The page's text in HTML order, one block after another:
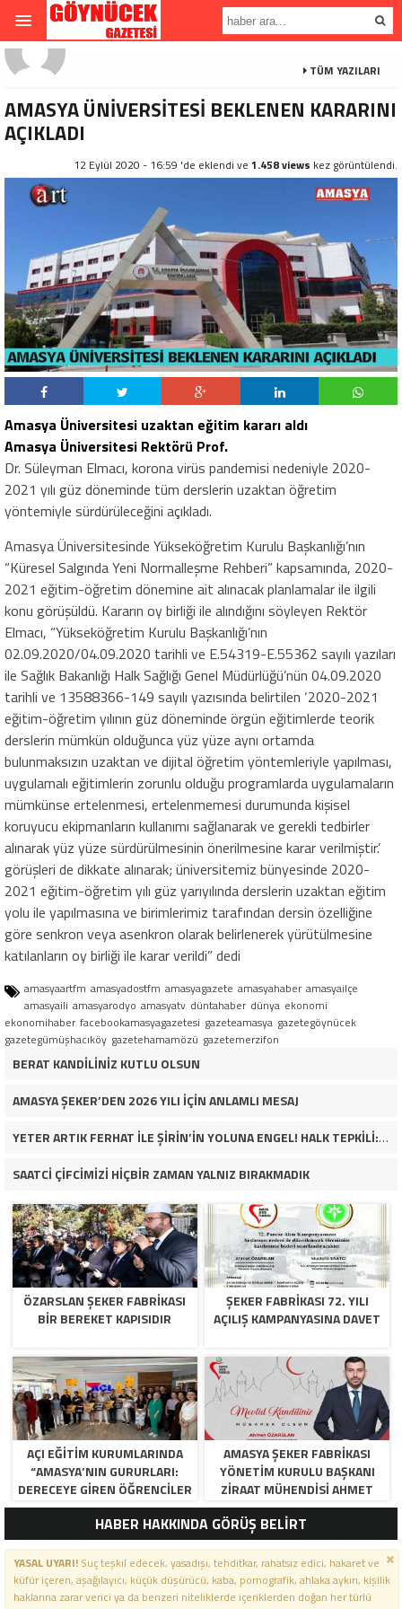
TÜM YAZILARI
AMASYA ÜNİVERSİTESİ BEKLENEN KARARINI
AÇIKLADI
12 Eylül 2020 - 16:59 'de eklendi ve 1.458 views kez görüntülendi.
Amasya Üniversitesi uzaktan eğitim kararı aldı
Amasya Üniversitesi Rektörü Prof.
Dr. Süleyman Elmacı, korona virüs pandemisi nedeniyle 2020-
2021 yılı güz döneminde tüm derslerin uzaktan öğretim
yöntemiyle sürdürüleceğini açıkladı.
Amasya Üniversitesinde Yükseköğretim Kurulu Başkanlığı’nın
“Küresel Salgında Yeni Normalleşme Rehberi” kapsamında, 2020-
2021 eğitim-öğretim dönemine ait alınacak planlamalar ile ilgili
konu görüşüldü. Kararın oy birliği ile alındığını söyleyen Rektör
Elmacı, “Yükseköğretim Kurulu Başkanlığı’nın
02.09.2020/04.09.2020 tarihli ve E.54319-E.55362 sayılı yazıları
ile Sağlık Bakanlığı Halk Sağlığı Genel Müdürlüğü’nün 04.09.2020
tarihli ve 13588366-149 sayılı yazısında belirtilen ‘2020-2021
eğitim-öğretim yılının güz döneminde örgün eğitimlerde teorik
derslerin mümkün olduğunca yüz yüze aynı ortamda
bulunmaksızın uzaktan ve dijital öğretim yöntemleriyle yapılması,
uygulamalı eğitimlerin zorunlu olduğu programlarda uygulamaların
mümkünse ertelenmesi, ertelenmemesi durumunda kişisel
koruyucu ekipmanların kullanımı sağlanarak ve gerekli tedbirler
alınarak yüz yüze sürdürülmesinin önerilmesine karar verilmiştir.’
görüşleri de dikkate alınarak; üniversitemiz bünyesinde 2020-
2021 eğitim-öğretim yılı güz yarıyılında derslerin uzaktan eğitim
yolu ile yapılmasına ve birimlerimiz tarafından dersin özelliğine
göre senkron veya asenkron olarak belirlenerek yürütülmesine
katılanların oy birliği ile karar verildi” dedi
amasyaartfm amasyadostfm amasyagazete amasyahaber amasyailçe
amasyaili amasyarodyo amasyatv düntahaber dünya ekonomi
ekonomihaber facebookamasyagazetesi gazeteamasya gazetegöynücek
gazetegümüşhacıköy gazetehamamözü gazetemerzifon
BERAT KANDİLİNİZ KUTLU OLSUN
AMASYA ŞEKER’DEN 2026 YILI İÇİN ANLAMLI MESAJ
YETER ARTIK FERHAT İLE ŞİRİN’İN YOLUNA ENGEL! HALK TEPKİLİ: “YOLU KAPATMAK ÇÖZÜM DEĞİL, GÖREVİNİ YAP!”
SAATCİ ÇİFCİMİZİ HİÇBİR ZAMAN YALNIZ BIRAKMADIK
ÖZARSLAN ŞEKER FABRİKASI
BİR BEREKET KAPISIDIR
ŞEKER FABRİKASI 72. YILI
AÇILIŞ KAMPANYASINA DAVET
AÇI EĞİTİM KURUMLARINDA
“AMASYA’NIN GURURLARI:
DERECEYE GIREN ÖĞRENCILER
İÇIN ANLAMLI TÖREN”
AMASYA ŞEKER FABRIKASI
YÖNETIM KURULU BAŞKANI
ZIRAAT MÜHENDISI AHMET
ÖZARSLAN’IN MEVLID KANDILI
MESAJI
HABER HAKKINDA GÖRÜŞ BELİRT
YASAL UYARI!Suç teşkil edecek, yasadışı, tehditkar, rahatsız edici, hakaret ve
küfür içeren, aşağılayıcı, küçük düşürücü, kaba, pornografik, ahlaka aykırı, kişilik
haklarına zarar verici ya da benzeri niteliklerde içeriklerden doğan her türlü